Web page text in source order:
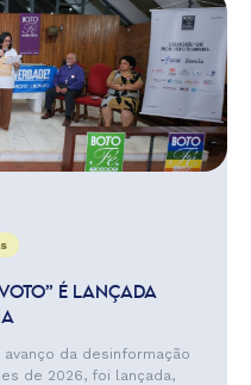
É LANÇADA
da desinformação
de 2026, foi lançada,